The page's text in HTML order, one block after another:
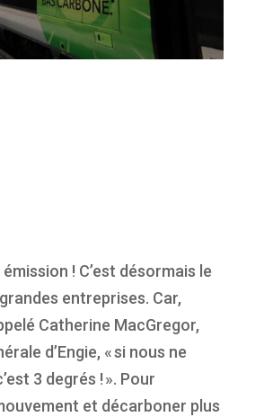
émission ! C’est désormais le
grandes entreprises. Car,
Catherine MacGregor,
rale d’Engie, «si nous ne
3 degrés !». Pour
et décarboner plus